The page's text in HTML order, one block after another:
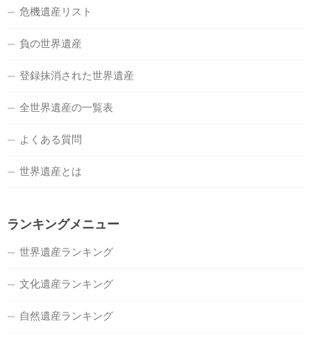
危機遺産リスト
負の世界遺産
登録抹消された世界遺産
全世界遺産の一覧表
よくある質問
世界遺産とは
ランキングメニュー
世界遺産ランキング
文化遺産ランキング
自然遺産ランキング